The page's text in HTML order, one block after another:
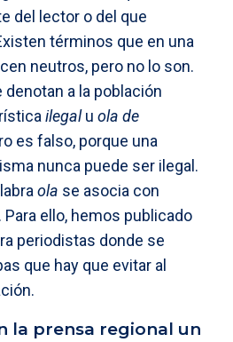
del lector o del que
términos que en una
neutros, pero no lo son.
a la población
ilegalu ola de
es falso, porque una
nunca puede ser ilegal.
ola se asocia con
ello, hemos publicado
periodistas donde se
que hay que evitar al
la prensa regional un